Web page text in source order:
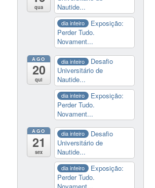
qua
Nautide...
dia inteiro
Exposição:
Perder Tudo.
Novament...
AGO
20
qui
dia inteiro
Desafio
Universitário de
Nautide...
dia inteiro
Exposição:
Perder Tudo.
Novament...
AGO
21
sex
dia inteiro
Desafio
Universitário de
Nautide...
dia inteiro
Exposição:
Perder Tudo.
Novament...